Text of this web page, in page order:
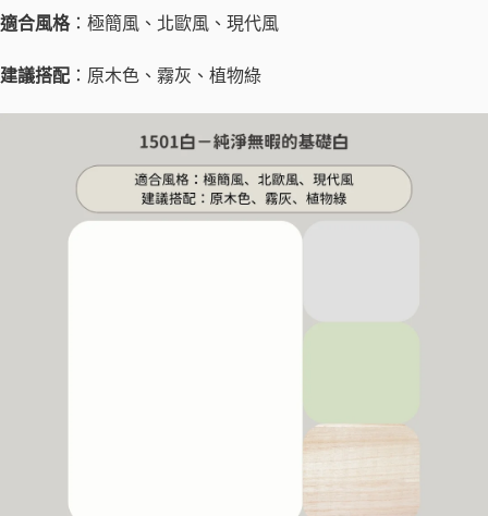
適合風格：極簡風、北歐風、現代風
建議搭配 ：原木色、霧灰、植物綠